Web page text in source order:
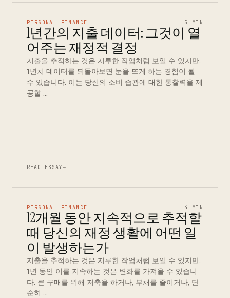
PERSONAL FINANCE 5 MIN
1년간의 지출 데이터: 그것이 열
어주는 재정적 결정
지출을 추적하는 것은 지루한 작업처럼 보일 수 있지만,
1년치 데이터를 되돌아보면 눈을 뜨게 하는 경험이 될
수 있습니다. 이는 당신의 소비 습관에 대한 통찰력을 제
공할 …
READ ESSAY→
PERSONAL FINANCE 4 MIN
12개월 동안 지속적으로 추적할
때 당신의 재정 생활에 어떤 일
이 발생하는가
지출을 추적하는 것은 지루한 작업처럼 보일 수 있지만,
1년 동안 이를 지속하는 것은 변화를 가져올 수 있습니
다. 큰 구매를 위해 저축을 하거나, 부채를 줄이거나, 단
순히 …